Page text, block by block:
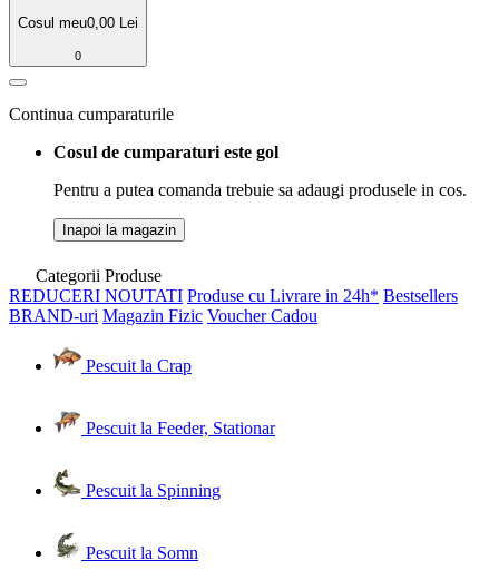
Cosul meu0,00 Lei
0
Continua cumparaturile
Cosul de cumparaturi este gol
Pentru a putea comanda trebuie sa adaugi produsele in cos.
Inapoi la magazin
Categorii Produse
REDUCERI NOUTATI Produse cu Livrare in 24h* Bestsellers
BRAND-uri Magazin Fizic Voucher Cadou
Pescuit la Crap
Pescuit la Feeder, Stationar
Pescuit la Spinning
Pescuit la Somn